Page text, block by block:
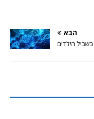
הבא
הילדים